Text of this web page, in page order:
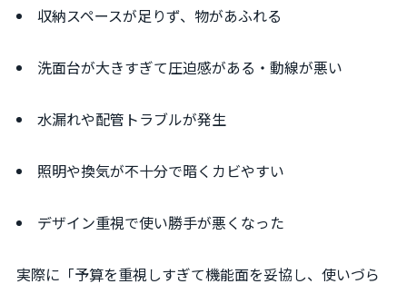
収納スペースが足りず、物があふれる
洗面台が大きすぎて圧迫感がある・動線が悪い
水漏れや配管トラブルが発生
照明や換気が不十分で暗くカビやすい
デザイン重視で使い勝手が悪くなった
実際に「予算を重視しすぎて機能面を妥協し、使いづら